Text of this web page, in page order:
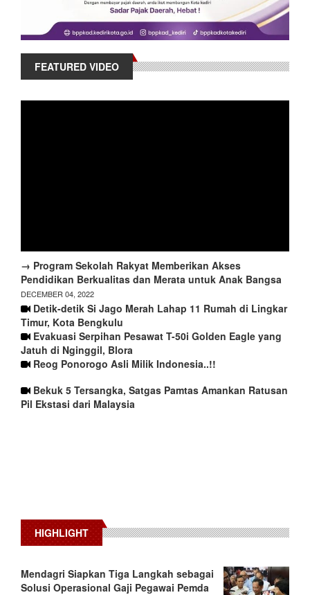
FEATURED VIDEO
→ Program Sekolah Rakyat Memberikan Akses
Pendidikan Berkualitas dan Merata untuk Anak Bangsa
DECEMBER 04, 2022
Detik-detik Si Jago Merah Lahap 11 Rumah di Lingkar
Timur, Kota Bengkulu
Evakuasi Serpihan Pesawat T-50i Golden Eagle yang
Jatuh di Nginggil, Blora
Reog Ponorogo Asli Milik Indonesia..!!
Bekuk 5 Tersangka, Satgas Pamtas Amankan Ratusan
Pil Ekstasi dari Malaysia
HIGHLIGHT
Mendagri Siapkan Tiga Langkah sebagai
Solusi Operasional Gaji Pegawai Pemda